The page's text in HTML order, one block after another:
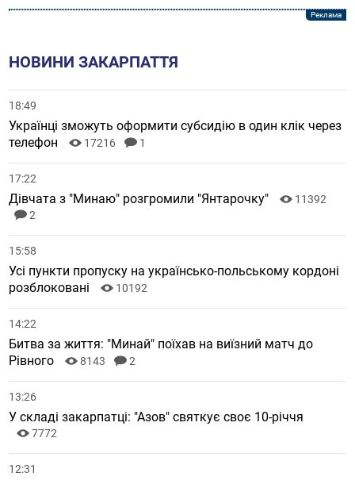
НОВИНИ ЗАКАРПАТТЯ
18:49
Українці зможуть оформити субсидію в один клік через
телефон
17216 1
17:22
Дівчата з "Минаю" розгромили "Янтарочку"
11392
2
15:58
Усі пункти пропуску на українсько-польському кордоні
розблоковані
10192
14:22
Битва за життя: "Минай" поїхав на виїзний матч до
Рівного
8143 2
13:26
У складі закарпатці: "Азов" святкує своє 10-річчя
7772
12:31